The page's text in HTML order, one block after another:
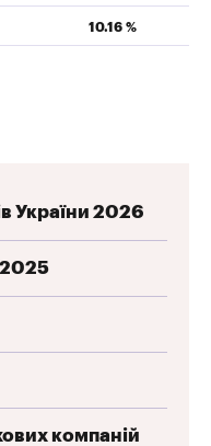
10.16 %
України 2026
2025
компаній